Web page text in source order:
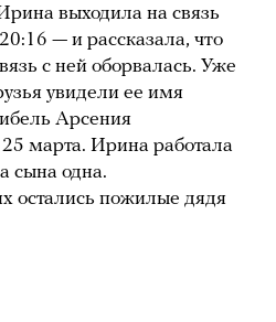
выходила на связь
— и рассказала, что
с ней оборвалась. Уже
увидели ее имя
Арсения
марта. Ирина работала
сына одна.
остались пожилые дядя